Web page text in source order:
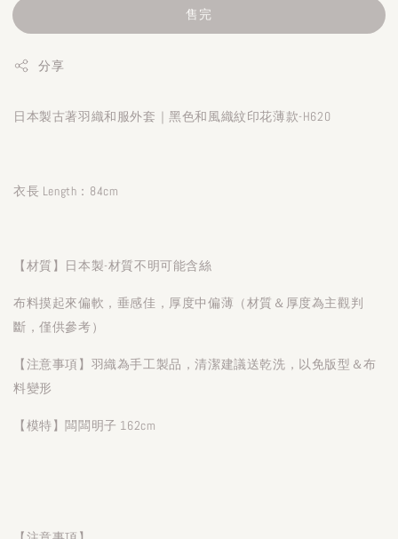
售完
分享
日本製古著羽織和服外套｜黑色和風織紋印花薄款-H620
衣長 Length：84cm
【材質】日本製-材質不明可能含絲
布料摸起來偏軟，垂感佳，厚度中偏薄（材質＆厚度為主觀判
斷，僅供參考）
【注意事項】羽織為手工製品，清潔建議送乾洗，以免版型＆布
料變形
【模特】闆闆明子 162cm